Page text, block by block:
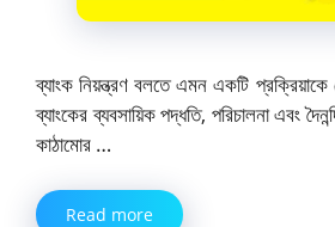
ব্যাংক নিয়ন্ত্রণ বলতে এমন একটি
ব্যাংকের ব্যবসায়িক পদ্ধতি, পরিচালনা এবং
কাঠামোর …
Read more